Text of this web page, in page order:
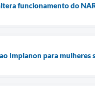
funcionamento do
Implanon para